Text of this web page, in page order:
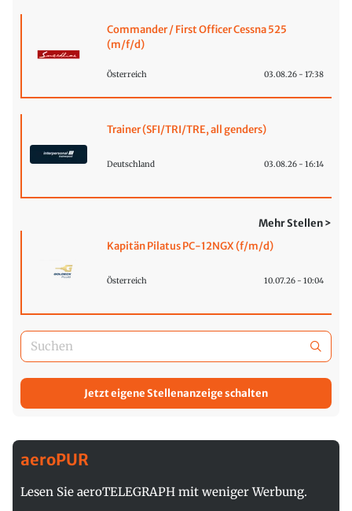
Commander / First Officer Cessna 525
(m/f/d)
Österreich 03.08.26 - 17:38
Trainer (SFI/TRI/TRE, all genders)
Deutschland 03.08.26 - 16:14
Mehr Stellen >
Kapitän Pilatus PC-12NGX (f/m/d)
Österreich 10.07.26 - 10:04
Jetzt eigene Stellenanzeige schalten
aeroPUR
Lesen Sie aeroTELEGRAPH mit weniger Werbung.